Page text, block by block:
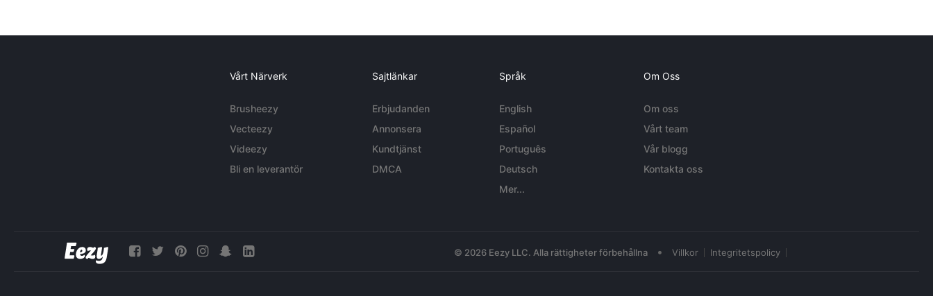
Vårt Närverk
Brusheezy
Vecteezy
Videezy
Bli en leverantör
Sajtlänkar
Erbjudanden
Annonsera
Kundtjänst
DMCA
Språk
English
Español
Português
Deutsch
Mer...
Om Oss
Om oss
Vårt team
Vår blogg
Kontakta oss
© 2026 Eezy LLC. Alla rättigheter förbehållna • Villkor Integritetspolicy